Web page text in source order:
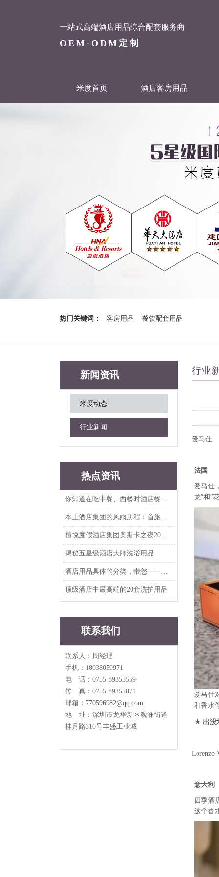
一站式高端酒店用品综合配套服务商
OEM·ODM定制
米度首页 酒店客房用品
热门关键词： 客房用品 餐饮配套用品
新闻资讯
米度动态
行业新闻
热点资讯
你知道在吃中餐、西餐时酒店餐具要如何摆放吗？
本土酒店集团的风雨历程：首旅、华住、东呈、尚美、雅斯特、铂涛、亚朵、开元、美豪...
檀悦度假酒店集团奥斯卡之夜2019年度客户答谢晚宴
揭秘五星级酒店大牌洗浴用品
酒店用品具体的分类，带您一一知晓
顶级酒店中最高端的20套洗护用品
联系我们
联系人：周经理
手机：18038059971
电 话：0755-89355559
传 真：0755-89355871
邮箱： 770596982@qq.com
地 址： 深圳市龙华新区观澜街道
桂月路310号丰盛工业城
行业
爱马仕
法国
爱马仕
龙”和“
爱马仕
和香水
★ 出没
Lorenzo
意大利
四季酒
这个香